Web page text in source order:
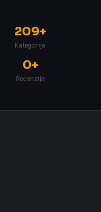
209+
Kategorija
0+
Recenzija